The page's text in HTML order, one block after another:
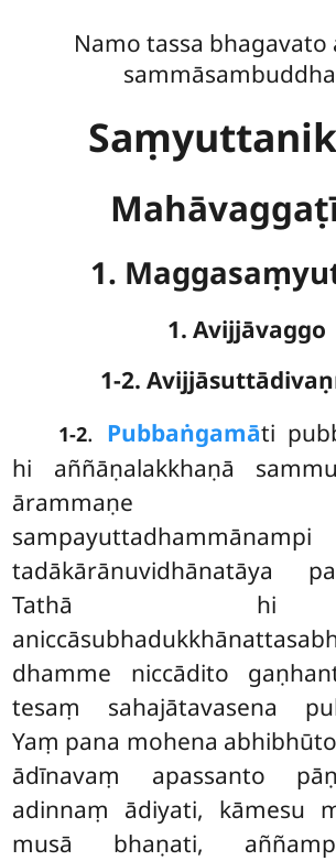
Namo tassa bhagavato
1.
1. Avijjāvaggo
1-2.
1-2. Pubbaṅgamāti
hi aññāṇalakkhaṇā
ārammaṇe
sampayuttadhammānampi
tadākārānuvidhānatāya
Tathā
dhamme niccādito
tesaṃ sahajātavasena
Yaṃ pana mohena
ādīnavaṃ apassanto
adinnaṃ ādiyati, kāmesu
musā bhaṇati,